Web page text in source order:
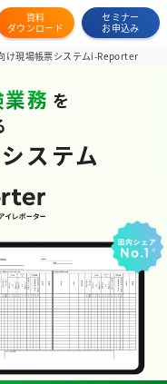
資料
ダウンロード
セミナー
お申込み
け現場帳票システムi-Reporter
務 を
ステム